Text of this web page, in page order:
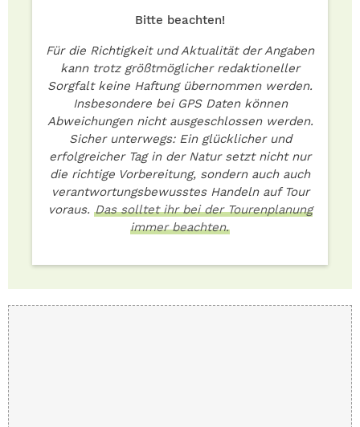
Bitte beachten!
Für die Richtigkeit und Aktualität der Angaben
kann trotz größtmöglicher redaktioneller
Sorgfalt keine Haftung übernommen werden.
Insbesondere bei GPS Daten können
Abweichungen nicht ausgeschlossen werden.
Sicher unterwegs: Ein glücklicher und
erfolgreicher Tag in der Natur setzt nicht nur
die richtige Vorbereitung, sondern auch auch
verantwortungsbewusstes Handeln auf Tour
voraus. Das solltet ihr bei der Tourenplanung
immer beachten.